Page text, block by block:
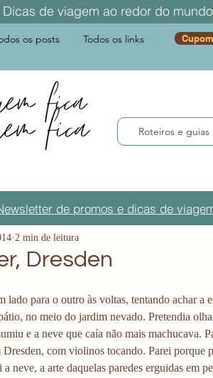
Dicas de viagem ao redor do
os posts Todos os links
Roteiros e guias
de promos e dicas de
Dresden
2 min de leitura
lado para o outro às voltas, tentando achar a
no meio do jardim nevado. Pretendia
e a neve que caía não mais machucava.
com violinos tocando. Parei porque
neve, a arte daquelas paredes erguidas em